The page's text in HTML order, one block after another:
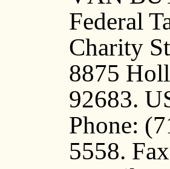
Federal
Charity
8875
92683.
Phone:
5558.